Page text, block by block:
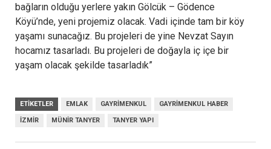
bağların olduğu yerlere yakın Gölcük – Gödence
Köyü’nde, yeni projemiz olacak. Vadi içinde tam bir köy
yaşamı sunacağız. Bu projeleri de yine Nevzat Sayın
hocamız tasarladı. Bu projeleri de doğayla iç içe bir
yaşam olacak şekilde tasarladık”
ETIKETLER EMLAK GAYRIMENKUL GAYRIMENKUL HABER
İZMIR MÜNIR TANYER TANYER YAPI